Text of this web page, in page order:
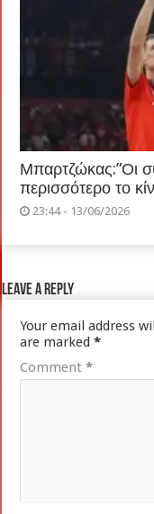
Μπαρτζώκας:”Οι
περισσότερο το
23:44 - 13/06/2026
Leave a Reply
Your email address
are marked*
Comment*